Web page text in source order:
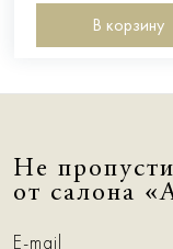
В корзину
Не
от салона